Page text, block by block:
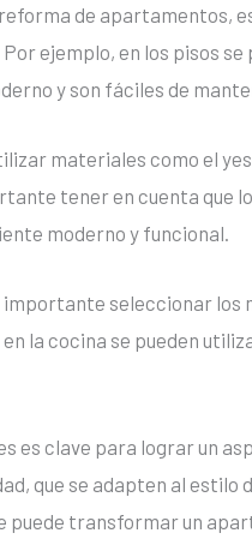
de apartamentos,
ejemplo, en los pisos
y son fáciles de
materiales como el
tener en cuenta
moderno y funcional.
importante seleccionar
la cocina se pueden
es clave para lograr un
que se adapten al estilo
puede transformar un